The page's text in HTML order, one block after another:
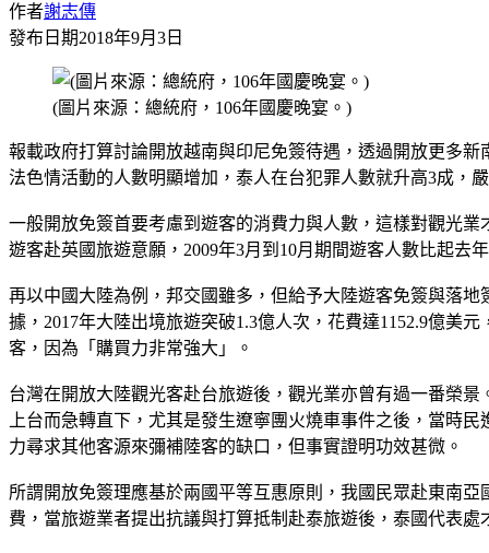
作者謝志傳
發布日期2018年9月3日
(圖片來源：總統府，106年國慶晚宴。)
報載政府打算討論開放越南與印尼免簽待遇，透過開放更多新
法色情活動的人數明顯增加，泰人在台犯罪人數就升高3成，
一般開放免簽首要考慮到遊客的消費力與人數，這樣對觀光
遊客赴英國旅遊意願，2009年3月到10月期間遊客人數比起去
再以中國大陸為例，邦交國雖多，但給予大陸遊客免簽與落
據，2017年大陸出境旅遊突破1.3億人次，花費達1152.9億美
客，因為「購買力非常強大」。
台灣在開放大陸觀光客赴台旅遊後，觀光業亦曾有過一番榮
上台而急轉直下，尤其是發生遼寧團火燒車事件之後，當時
力尋求其他客源來彌補陸客的缺口，但事實證明功效甚微。
所謂開放免簽理應基於兩國平等互惠原則，我國民眾赴東南
費，當旅遊業者提出抗議與打算抵制赴泰旅遊後，泰國代表